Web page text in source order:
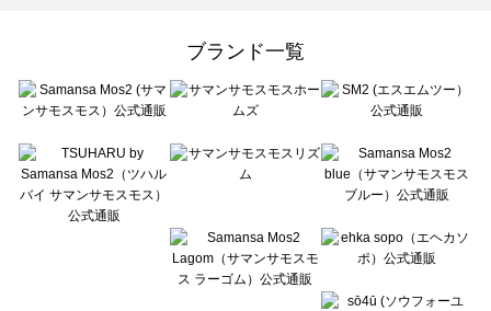
sō4ū（ソウフォーユー）のアウター一覧
Te chichi（テチチ）のアウター一覧
Te chichi CLASSIC（テチチ クラシック）のアウター一覧
Lugnoncure（ルノンキュール）のアウター一覧
BETTY'S BLUE（べティーズブルー）のアウター一覧
Wpc.（ワールドパーティー）のアウター一覧
ブランド一覧